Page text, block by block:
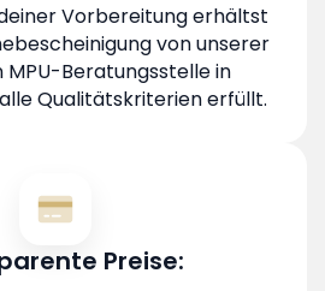
Vorbereitung erhältst
von unserer
Beratungsstelle in
Qualitätskriterien erfüllt.
Preise: